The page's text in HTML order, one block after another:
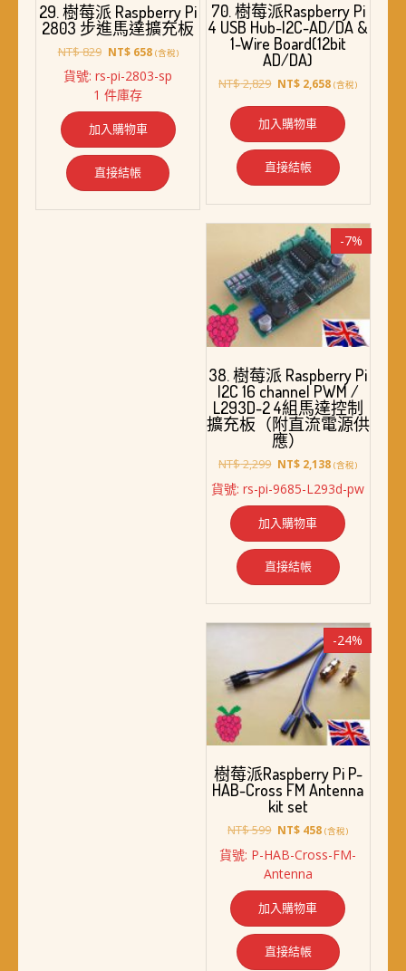
29. 樹莓派 Raspberry Pi
2803 步進馬達擴充板
NT$829 原
價
格：
NT$ 829。
NT$658目
價
NT$ 658。
(含稅)
貨號: rs-pi-2803-sp
1 件庫存
加入購物車
直接結帳
70. 樹莓派Raspberry Pi
4 USB Hub-I2C-AD/DA &
1-Wire Board(12bit
AD/DA)
NT$2,829 原
格：
NT$ 2,829。
NT$ 2,658目
價
格：
NT$ 2,658。
(含稅)
加入購物車
直接結帳
-7%
38. 樹莓派 Raspberry Pi
I2C 16 channel PWM /
L293D-2 4組馬達控制
擴充板（附直流電源供
應）
NT$2,299 原
價
NT$ 2,299。
NT$ 2,138目
價
格：
NT$ 2,138。
(含稅)
貨號: rs-pi-9685-L293d-pw
加入購物車
直接結帳
-24%
樹莓派Raspberry Pi P-
HAB-Cross FM Antenna
kit set
NT$599 原
價
格：
NT$ 599。
NT$ 458目
價
NT$ 458。
(含稅)
貨號: P-HAB-Cross-FM-
Antenna
加入購物車
直接結帳